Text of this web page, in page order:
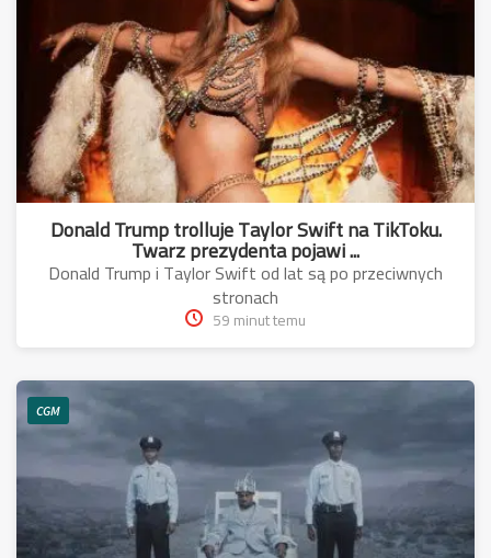
Donald Trump trolluje Taylor Swift na TikToku.
Twarz prezydenta pojawi ...
Donald Trump i Taylor Swift od lat są po przeciwnych
stronach
59 minut temu
CGM